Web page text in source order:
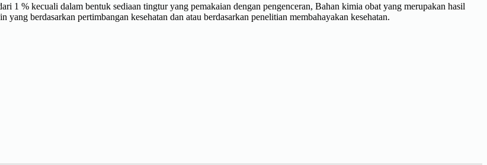
1 % kecuali dalam bentuk sediaan tingtur yang pemakaian dengan pengenceran, Bahan kimia obat yang merupakan hasil
berdasarkan pertimbangan kesehatan dan atau berdasarkan penelitian membahayakan kesehatan.